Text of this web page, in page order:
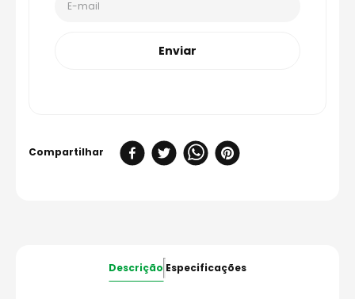
Enviar
Descrição Especificações